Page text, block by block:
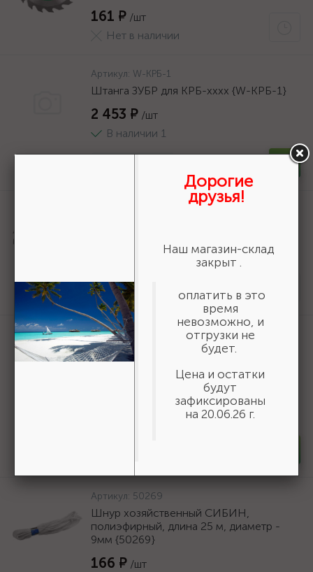
161 ₽ /шт
Нет в наличии
Артикул: W-КРБ-1
Штанга ЗУБР для КРБ-хххх {W-КРБ-1}
2 453 ₽ /шт
В наличии 1
36800-140-20-16_z01
Нет в наличии
Артикул: 3550-16-775
БАЗ KK19XW 16-H (Р80), 775 мм, 30 м,
водостойкий, шлифовальный рулон на
тканевой основе (3550-16-775)
Артикул: 50269
Шнур хозяйственный СИБИН,
полиэфирный, длина 25 м, диаметр -
9мм {50269}
166 ₽ /шт
Дорогие
друзья!
Наш магазин-склад
закрыт .
оплатить в это
время
невозможно, и
отгрузки не
будет.
Цена и остатки
будут
зафиксированы
на 20.06.26 г.